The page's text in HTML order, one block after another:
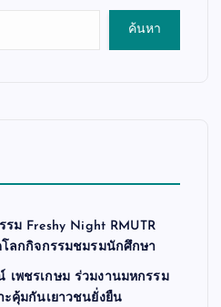
ค้นหา
ม Freshy Night RMUTR
โลกกิจกรรมชมรมนักศึกษา
พชรเกษม ร่วมงานมหกรรม
ะคุ้มกันเยาวชนยั่งยืน